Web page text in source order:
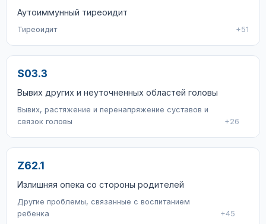
Аутоиммунный тиреоидит
Тиреоидит +51
S03.3
Вывих других и неуточненных областей головы
Вывих, растяжение и перенапряжение суставов и
связок головы
+26
Z62.1
Излишняя опека со стороны родителей
Другие проблемы, связанные с воспитанием
ребенка
+45